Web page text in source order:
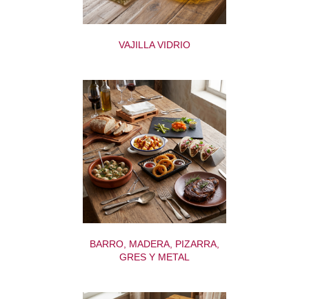
VAJILLA VIDRIO
BARRO, MADERA, PIZARRA,
GRES Y METAL